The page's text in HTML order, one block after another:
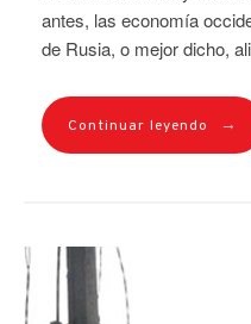
antes, las economía
de Rusia, o mejor dicho,
Continuar leyendo →